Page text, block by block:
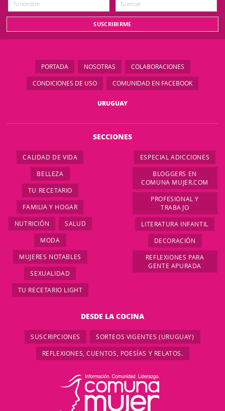
PORTADA NOSOTRAS COLABORACIONES
CONDICIONES DE USO COMUNIDAD EN FACEBOOK
URUGUAY
SECCIONES
CALIDAD DE VIDA
BELLEZA
TU RECETARIO
FAMILIA Y HOGAR
NUTRICIÓN SALUD
MODA
MUJERES NOTABLES
SEXUALIDAD
TU RECETARIO LIGHT
ESPECIAL ADICCIONES
BLOGGERS EN
COMUNA MUJER.COM
PROFESIONAL Y
TRABAJO
LITERATURA INFANTIL
DECORACIÓN
REFLEXIONES PARA
GENTE APURADA
DESDE LA COCINA
SUSCRIPCIONES SORTEOS VIGENTES (URUGUAY)
REFLEXIONES, CUENTOS, POESÍAS Y RELATOS.